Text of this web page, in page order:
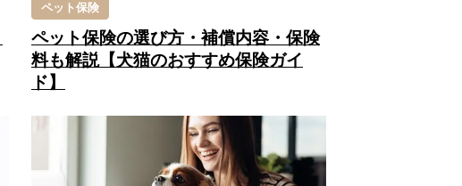
ペット保険
ペット保険の選び方・補償内容・保険
料も解説【犬猫のおすすめ保険ガイ
ド】